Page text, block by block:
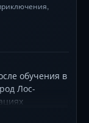
,
обучения в
Лос-
решает